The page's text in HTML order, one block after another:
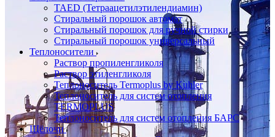
TAED (Тетраацетилэтилендиамин)
Стиральный порошок автомат
Стиральный порошок для ручной стирки
Стиральный порошок универсальный
Теплоносители
Раствор пропиленгликоля
Раствор этиленгликоля
Теплоноситель Termoplus by Kuhler
Теплоноситель для систем отопления
TERMOPLUS
Теплоноситель для систем отопления БАРС
Щёлочи